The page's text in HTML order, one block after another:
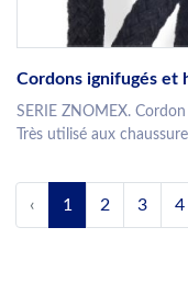
Cordons ignifugés et
SERIE ZNOMEX.
Très utilisé aux
‹ 1 2 3 4